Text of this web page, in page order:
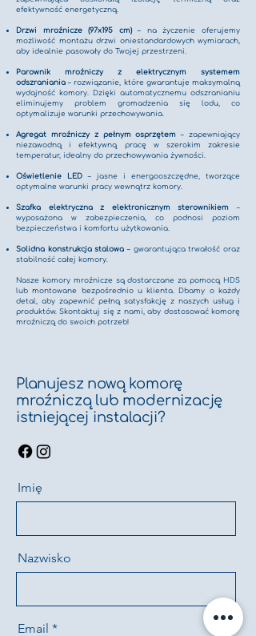
efektywność energetyczną.
Drzwi mroźnicze (97x195 cm)– na życzenie oferujemy
możliwość montażu drzwi oniestandardowych wymiarach,
aby idealnie pasowały do Twojej przestrzeni.
Parownik mroźniczy z elektrycznym systemem
odszraniania – rozwiązanie, które gwarantuje maksymalną
wydajność komory. Dzięki automatycznemu odszranianiu
eliminujemy problem gromadzenia się lodu, co
optymalizuje warunki przechowywania.
Agregat mroźniczy z pełnym osprzętem – zapewniający
niezawodną i efektywną pracę w szerokim zakresie
temperatur, idealny do przechowywania żywności.
Oświetlenie LED– jasne i energooszczędne, tworzące
optymalne warunki pracy wewnątrz komory.
Szafka elektryczna z elektronicznym sterownikiem –
wyposażona w zabezpieczenia, co podnosi poziom
bezpieczeństwa i komfortu użytkowania.
Solidna konstrukcja stalowa – gwarantująca trwałość oraz
stabilność całej komory.
Nasze komory mroźnicze są dostarczane za pomocą HDS
lub montowane bezpośrednio u klienta. Dbamy o każdy
detal, aby zapewnić pełną satysfakcję z naszych usług i
produktów. Skontaktuj się z nami, aby dostosować komorę
mroźniczą do swoich potrzeb!
Planujesz nową komorę
mroźniczą lub modernizację
istniejącej instalacji?
Imię
Nazwisko
Email